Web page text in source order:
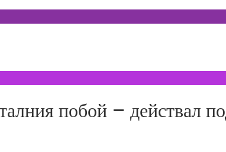
побой – действал